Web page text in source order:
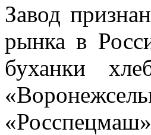
Завод
рынка в
буханки